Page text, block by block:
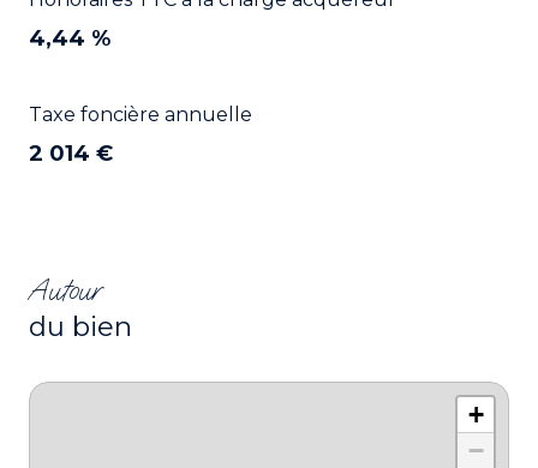
4,44 %
Taxe foncière annuelle
2 014 €
Autour
du bien
+
−